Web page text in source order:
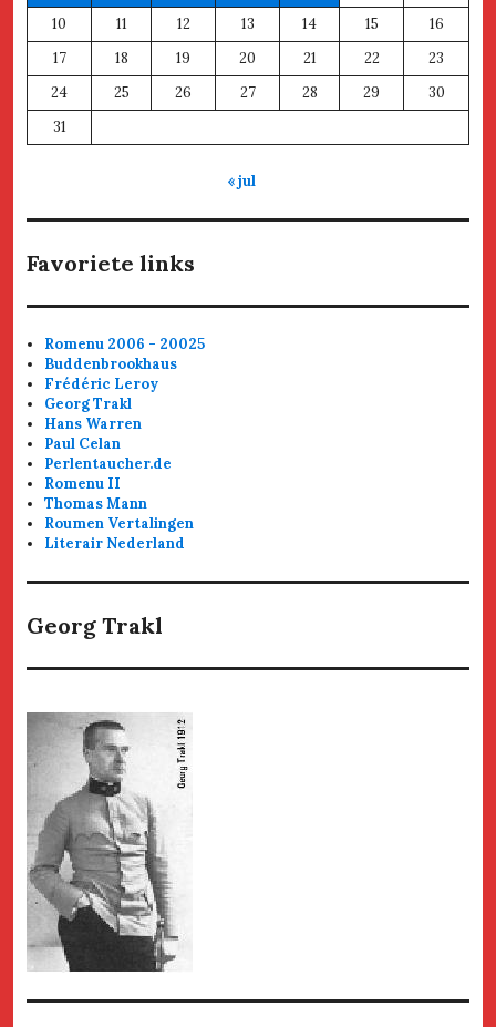
10
11 12 13 14 15
16
17
18 19 20 21 22
23
24
25 26 27 28 29
30
31
« jul
Favoriete links
Romenu 2006 - 20025
Buddenbrookhaus
Frédéric Leroy
Georg Trakl
Hans Warren
Paul Celan
Perlentaucher.de
Romenu II
Thomas Mann
Roumen Vertalingen
Literair Nederland
Georg Trakl